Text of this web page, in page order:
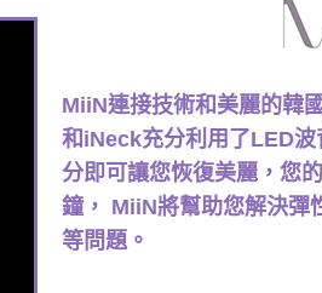
MiiN連接技術和美麗的韓
和iNeck充分利用了LED
分即可讓您恢復美麗，您
鐘， MiiN將幫助您解決彈
等問題。 -----